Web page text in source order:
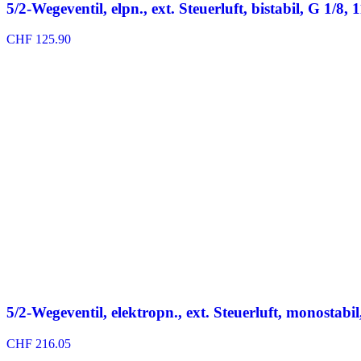
5/2-Wegeventil, elpn., ext. Steuerluft, bistabil, G 1/8,
CHF 125.90
5/2-Wegeventil, elektropn., ext. Steuerluft,
CHF 216.05